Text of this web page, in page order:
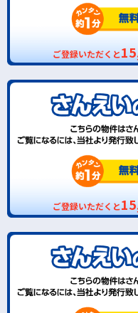
ご登録いただくと
ご登録いただくと